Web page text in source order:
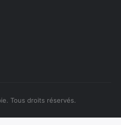
Tous droits réservés.